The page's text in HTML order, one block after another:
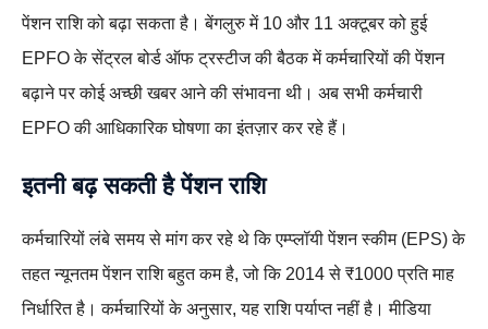
पेंशन राशि को बढ़ा सकता है। बेंगलुरु में 10 और 11 अक्टूबर को हुई
EPFO के सेंट्रल बोर्ड ऑफ ट्रस्टीज की बैठक में कर्मचारियों की पेंशन
बढ़ाने पर कोई अच्छी खबर आने की संभावना थी। अब सभी कर्मचारी
EPFO की आधिकारिक घोषणा का इंतज़ार कर रहे हैं।
इतनी बढ़ सकती है पेंशन राशि
कर्मचारियों लंबे समय से मांग कर रहे थे कि एम्प्लॉयी पेंशन स्कीम (EPS) के
तहत न्यूनतम पेंशन राशि बहुत कम है, जो कि 2014 से ₹1000 प्रति माह
निर्धारित है। कर्मचारियों के अनुसार, यह राशि पर्याप्त नहीं है। मीडिया